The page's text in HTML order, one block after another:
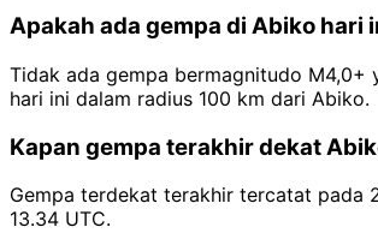
Apakah ada gempa di Abiko hari
Tidak ada gempa bermagnitudo M4,0+
hari ini dalam radius 100 km dari Abiko.
Kapan gempa terakhir dekat
Gempa terdekat terakhir tercatat pada
13.34 UTC.